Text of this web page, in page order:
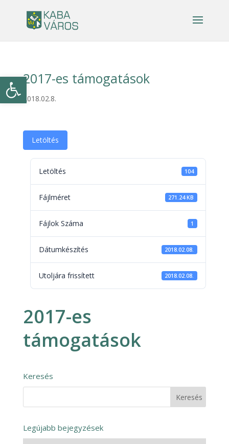
Eszköztár megnyitása
2017-es támogatások
2018.02.8.
Letöltés
Letöltés 104
Fájlméret 271.24 KB
Fájlok Száma 1
Dátumkészítés 2018.02.08.
Utoljára frissített 2018.02.08.
2017-es
támogatások
Keresés
Legújabb bejegyzések